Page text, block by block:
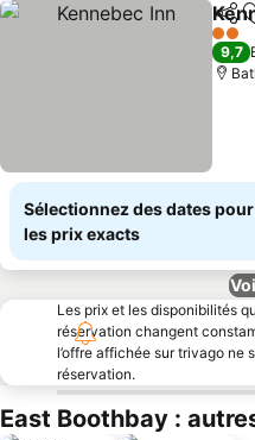
2
9,7
Sélectionnez des dates
les prix exacts
Les prix et les disponibilités
réservation changent
l’offre affichée sur trivago ne
réservation.
East Boothbay :